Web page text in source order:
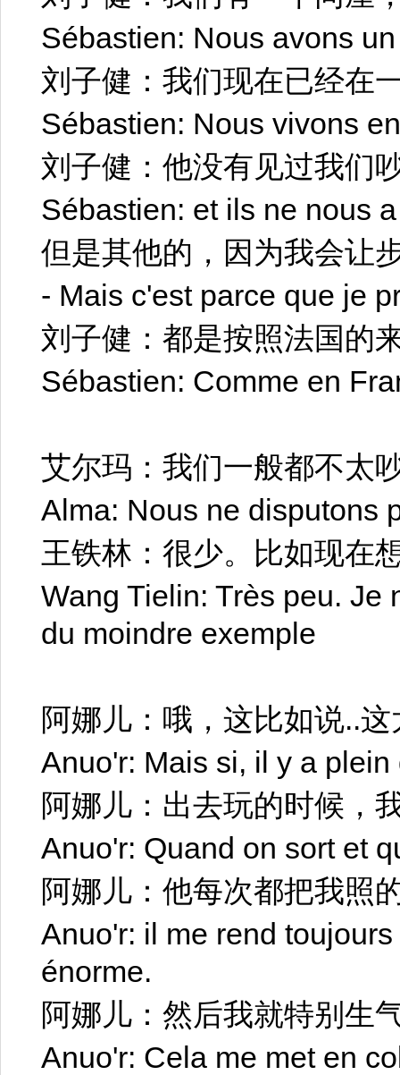
Sébastien: Nous avons
刘子健：我们现在已经在
Sébastien: Nous vivons
刘子健：他没有见过我们
Sébastien: et ils ne nous
但是其他的，因为我会让
- Mais c'est parce que je
刘子健：都是按照法国的
Sébastien: Comme en
艾尔玛：我们一般都不太
Alma: Nous ne disputons
王铁林：很少。比如现在
Wang Tielin: Très peu. Je
du moindre exemple
阿娜儿：哦，这比如说..
Anuo'r: Mais si, il y a
阿娜儿：出去玩的时候，
Anuo'r: Quand on sort et
阿娜儿：他每次都把我照
Anuo'r: il me rend
énorme.
阿娜儿：然后我就特别生
Anuo'r: Cela me met en